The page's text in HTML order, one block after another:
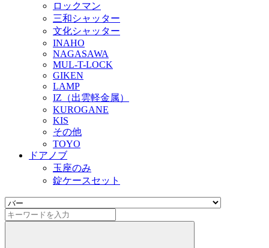
ロックマン
三和シャッター
文化シャッター
INAHO
NAGASAWA
MUL-T-LOCK
GIKEN
LAMP
IZ（出雲軽金属）
KUROGANE
KIS
その他
TOYO
ドアノブ
玉座のみ
錠ケースセット